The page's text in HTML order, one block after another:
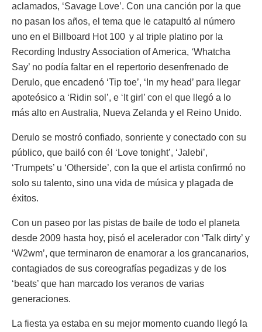
aclamados, ‘Savage Love’. Con una canción por la que
no pasan los años, el tema que le catapultó al número
uno en el Billboard Hot 100 y al triple platino por la
Recording Industry Association of America, ‘Whatcha
Say’ no podía faltar en el repertorio desenfrenado de
Derulo, que encadenó ‘Tip toe’, ‘In my head’ para llegar
apoteósico a ‘Ridin sol’, e ‘It girl’ con el que llegó a lo
más alto en Australia, Nueva Zelanda y el Reino Unido.
Derulo se mostró confiado, sonriente y conectado con su
público, que bailó con él ‘Love tonight’, ‘Jalebi’,
‘Trumpets’ u ‘Otherside’, con la que el artista confirmó no
solo su talento, sino una vida de música y plagada de
éxitos.
Con un paseo por las pistas de baile de todo el planeta
desde 2009 hasta hoy, pisó el acelerador con ‘Talk dirty’ y
‘W2wm’, que terminaron de enamorar a los grancanarios,
contagiados de sus coreografías pegadizas y de los
‘beats’ que han marcado los veranos de varias
generaciones.
La fiesta ya estaba en su mejor momento cuando llegó la